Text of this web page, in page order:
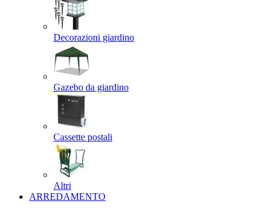
Decorazioni giardino
Gazebo da giardino
Cassette postali
Altri
ARREDAMENTO